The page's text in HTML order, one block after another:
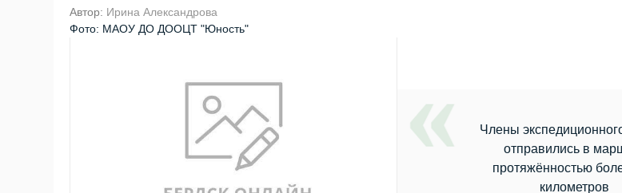
Автор: Ирина Александрова
Фото: МАОУ ДО ДООЦТ "Юность"
Члены
отправились в
протяжённостью
километров